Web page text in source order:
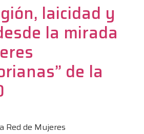
laicidad y
la mirada
de la
Red de Mujeres